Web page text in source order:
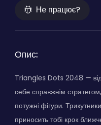
Не працює?
Опис:
Triangles Dots 2048 —
себе справжнім
потужні фігури.
приносить тобі крок